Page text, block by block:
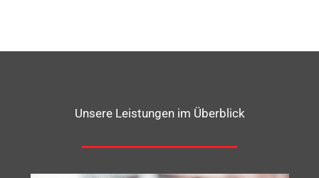
Unsere Leistungen im Überblick